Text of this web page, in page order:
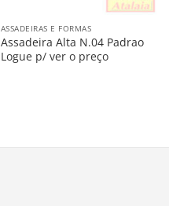
ASSADEIRAS E FORMAS
Assadeira Alta N.04 Padrao
Logue p/ ver o preço